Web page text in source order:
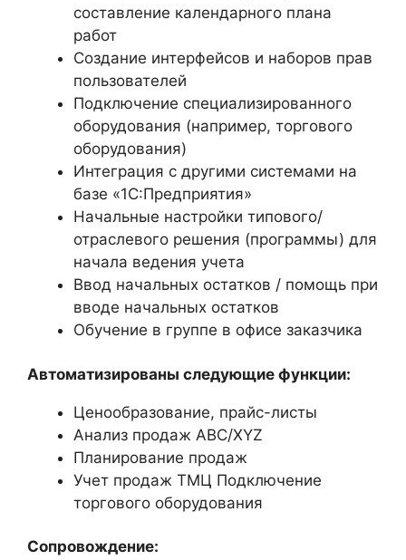
составление календарного плана
работ
Создание интерфейсов и наборов прав
пользователей
Подключение специализированного
оборудования (например, торгового
оборудования)
Интеграция с другими системами на
базе «1С:Предприятия»
Начальные настройки типового/
отраслевого решения (программы) для
начала ведения учета
Ввод начальных остатков / помощь при
вводе начальных остатков
Обучение в группе в офисе заказчика
Автоматизированы следующие функции:
Ценообразование, прайс-листы
Анализ продаж ABC/XYZ
Планирование продаж
Учет продаж ТМЦ Подключение
торгового оборудования
Сопровождение: